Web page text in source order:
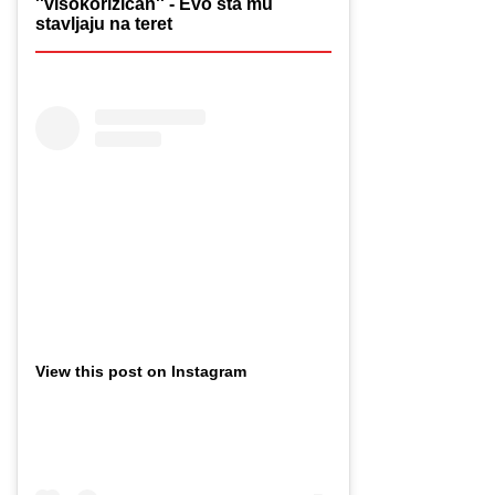
''visokorizičan'' - Evo šta mu
stavljaju na teret
View this post on Instagram